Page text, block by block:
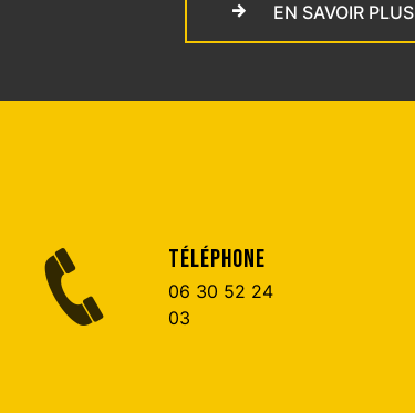
EN SAVOIR PLUS
TÉLÉPHONE
06 30 52 24
03